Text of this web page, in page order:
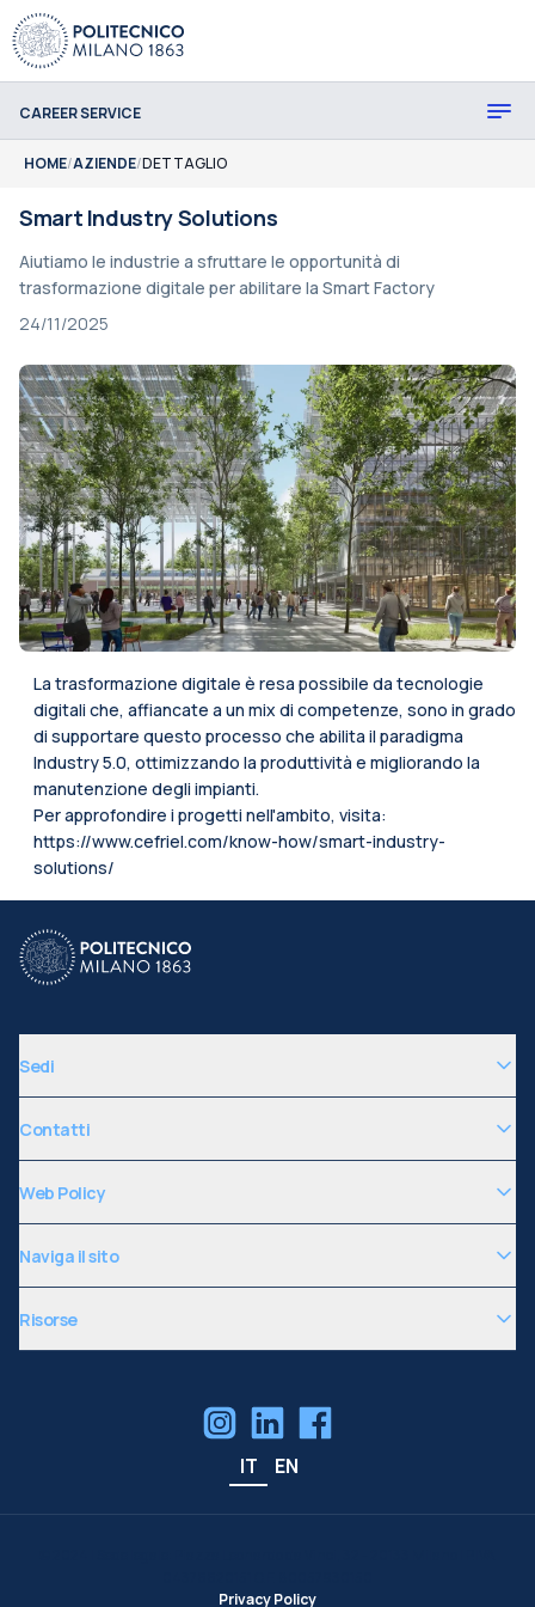
CAREER SERVICE
HOME/AZIENDE/DETTAGLIO
Smart Industry Solutions
Aiutiamo le industrie a sfruttare le opportunità di
trasformazione digitale per abilitare la Smart Factory
24/11/2025
La trasformazione digitale è resa possibile da tecnologie
digitali che, affiancate a un mix di competenze, sono in grado
di supportare questo processo che abilita il paradigma
Industry 5.0, ottimizzando la produttività e migliorando la
manutenzione degli impianti.
Per approfondire i progetti nell'ambito, visita:
https://www.cefriel.com/know-how/smart-industry-
solutions/
Sedi
Contatti
Web Policy
Naviga il sito
Risorse
IT EN
Privacy Policy